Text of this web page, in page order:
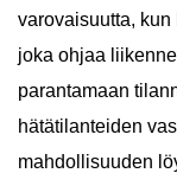
varovaisuutta,
joka ohjaa
parantamaan
hätätilanteiden
mahdollisuuden